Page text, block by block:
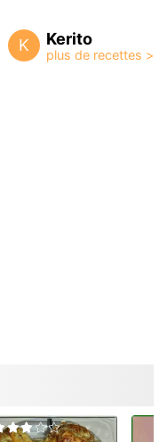
K Kerito